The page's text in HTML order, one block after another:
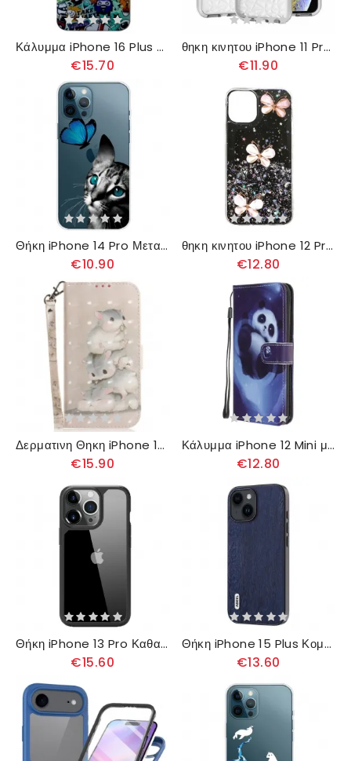
Κάλυμμα iPhone 16 Plus Ετικέτες Σιλικόνης
€15.70
θηκη κινητου iPhone 11 Pro Διαφανής Υφή Διαμαντιού
€11.90
Θήκη iPhone 14 Pro Μεταξύ Γάτας Και Πεταλούδας
€10.90
θηκη κινητου iPhone 12 Pro Max Τρισδιάστατες Πούλιες Πεταλούδων
€12.80
Δερματινη Θηκη iPhone 16 Pro Max Χάμστερ Στοιβαγμένα Με Λουρί
€15.90
Κάλυμμα iPhone 12 Mini με κορδονι Διαστημικό Panda Με Κορδόνι
€12.80
Θήκη iPhone 13 Pro Καθαρισμός Mocolo
€15.60
Θήκη iPhone 15 Plus Κομψό Ξύλο Abeel
€13.60